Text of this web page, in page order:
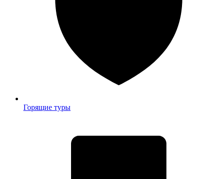
Горящие туры